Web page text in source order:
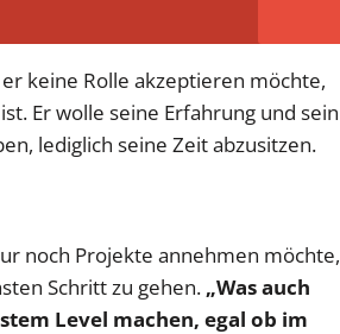
keine Rolle akzeptieren möchte,
Er wolle seine Erfahrung und sein
lediglich seine Zeit abzusitzen.
noch Projekte annehmen möchte,
Schritt zu gehen. „Was auch
Level machen, egal ob im